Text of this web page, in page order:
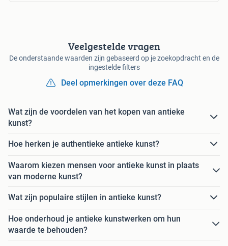
Veelgestelde vragen
De onderstaande waarden zijn gebaseerd op je zoekopdracht en de
ingestelde filters
Deel opmerkingen over deze FAQ
Wat zijn de voordelen van het kopen van antieke
kunst?
Hoe herken je authentieke antieke kunst?
Waarom kiezen mensen voor antieke kunst in plaats
van moderne kunst?
Wat zijn populaire stijlen in antieke kunst?
Hoe onderhoud je antieke kunstwerken om hun
waarde te behouden?